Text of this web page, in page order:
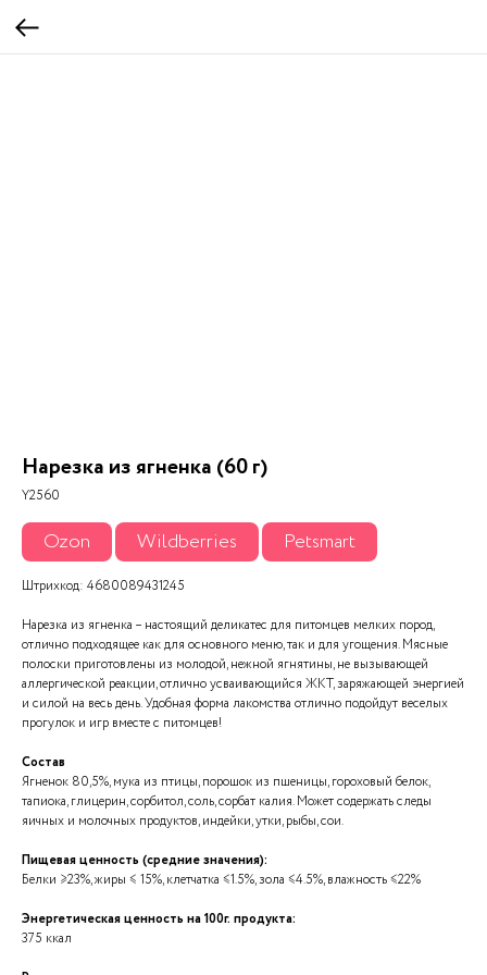
Нарезка из ягненка (60 г)
Y2560
Ozon Wildberries Petsmart
Штрихкод: 4680089431245
Нарезка из ягненка – настоящий деликатес для питомцев мелких пород,
отлично подходящее как для основного меню, так и для угощения. Мясные
полоски приготовлены из молодой, нежной ягнятины, не вызывающей
аллергической реакции, отлично усваивающийся ЖКТ, заряжающей энергией
и силой на весь день. Удобная форма лакомства отлично подойдут веселых
прогулок и игр вместе с питомцев!
Состав
Ягненок 80,5%, мука из птицы, порошок из пшеницы, гороховый белок,
тапиока, глицерин, сорбитол, соль, сорбат калия. Может содержать следы
яичных и молочных продуктов, индейки, утки, рыбы, сои.
Пищевая ценность (средние значения):
Белки ≥23%, жиры ≤ 15%, клетчатка ≤1.5%, зола ≤4.5%, влажность ≤22%
Энергетическая ценность на 100г. продукта:
375 ккал